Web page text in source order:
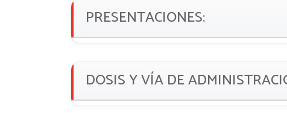
PRESENTACIONES:
DOSIS Y VÍA DE